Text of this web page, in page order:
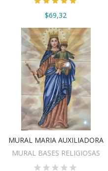
$69,32
VER OPCIONES
MURAL MARIA AUXILIADORA
MURAL BASES RELIGIOSAS